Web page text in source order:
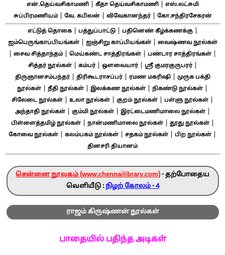
என்.தெய்வசிகாமணி| கீதா தெய்வசிகாமணி|
எஸ்.லட்சுமி
சுப்பிரமணியம்| வே. கபிலன்| விவேகானந்தர்| கோ.சந்திரசேகரன்
எட்டுத் தொகை| பத்துப்பாட்டு| பதினெண் கீழ்க்கணக்கு|
ஐம்பெருங்காப்பியங்கள்| ஐஞ்சிறு காப்பியங்கள்| வைஷ்ணவ நூல்கள்
சைவ சித்தாந்தம்| மெய்கண்ட சாத்திரங்கள் பண்டார சாத்திரங்கள்
சித்தர் நூல்கள்| கம்பர்| ஔவையார்| ஸ்ரீ குமரகுருபரர்|
திருஞானசம்பந்தர்| திரிகூடராசப்பர்| ரமண மகரிஷி|
முருக பக்தி
நூல்கள்
நீதி நூல்கள் இலக்கண நூல்கள் நிகண்டு நூல்கள்
சிலேடை நூல்கள் உலா நூல்கள் குறம் நூல்கள் பள்ளு நூல்கள்
அந்தாதி நூல்கள்| கும்மி நூல்கள்| இரட்டைமணிமாலை நூல்கள்|
பிள்ளைத்தமிழ் நூல்கள்| நான்மணிமாலை நூல்கள்| தூது நூல்கள்|
கோவை நூல்கள் கலம்பகம் நூல்கள் சதகம் நூல்கள் பிற நூல்கள்
தினசரி தியானம்
சென்னை நூலகம் (www.chennailibrary.com)- தற்போதைய
வெளியீடு : நிழற் கோலம் - 4
ராஜம் கிருஷ்ணன் நூல்கள்
பாதையில் பதிந்த அடிகள்